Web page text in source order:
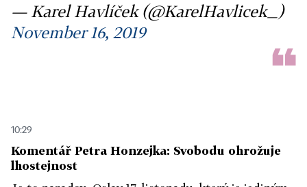
— Karel Havlíček (@KarelHavlicek_)
November 16, 2019
10:29
Komentář Petra Honzejka: Svobodu ohrožuje
lhostejnost